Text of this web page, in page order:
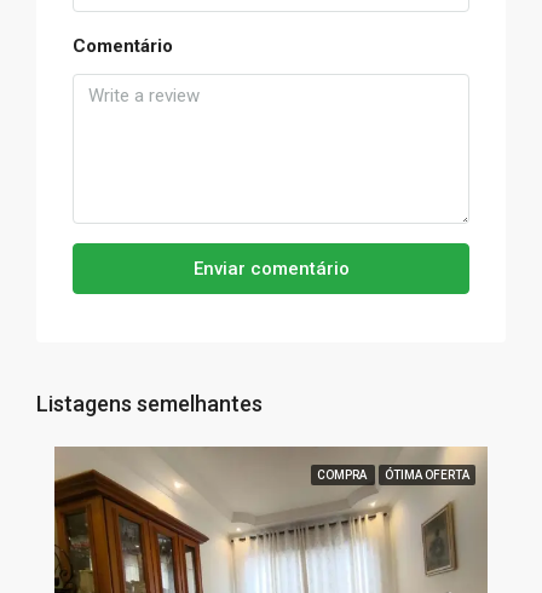
Comentário
Enviar comentário
Listagens semelhantes
COMPRA ÓTIMA OFERTA